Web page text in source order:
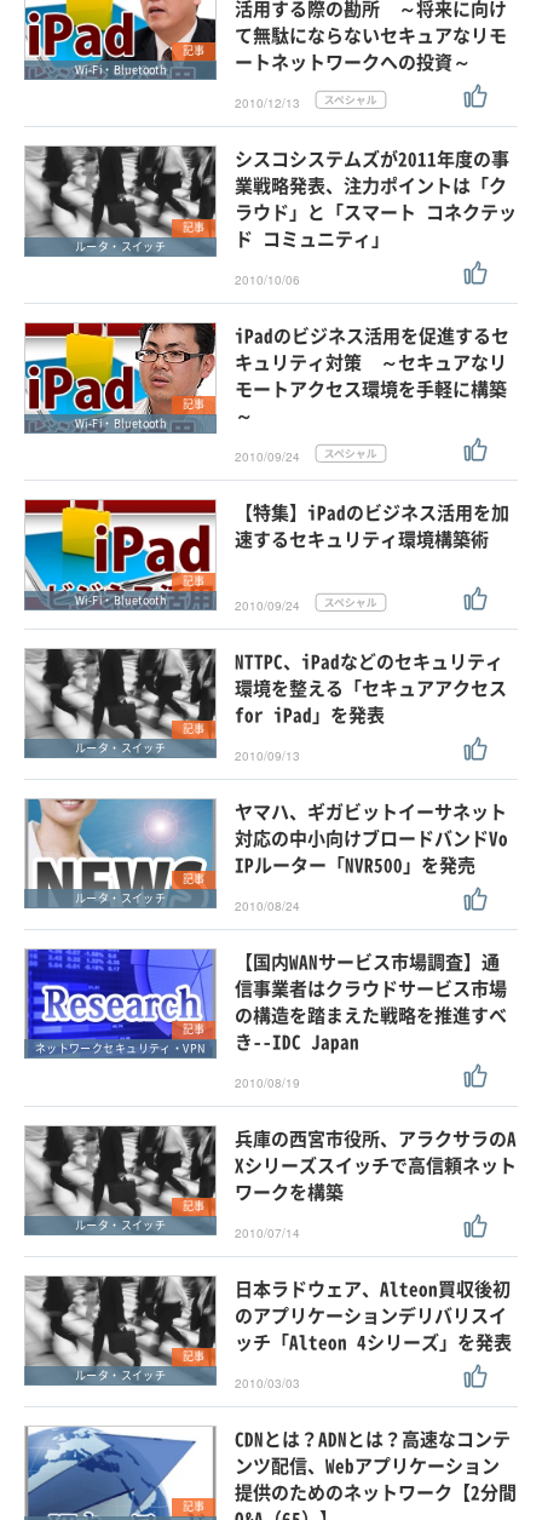
記事
Wi-Fi・Bluetooth
活用する際の勘所 ～将来に向け
て無駄にならないセキュアなリモ
ートネットワークへの投資～
2010/12/13
記事
ルータ・スイッチ
シスコシステムズが2011年度の事
業戦略発表、注力ポイントは「ク
ラウド」と「スマート コネクテッ
ド コミュニティ」
2010/10/06
記事
Wi-Fi・Bluetooth
iPadのビジネス活用を促進するセ
キュリティ対策 ～セキュアなリ
モートアクセス環境を手軽に構築
～
2010/09/24
記事
Wi-Fi・Bluetooth
【特集】iPadのビジネス活用を加
速するセキュリティ環境構築術
2010/09/24
記事
ルータ・スイッチ
NTTPC、iPadなどのセキュリティ
環境を整える「セキュアアクセス
for iPad」を発表
2010/09/13
記事
ルータ・スイッチ
ヤマハ、ギガビットイーサネット
対応の中小向けブロードバンドVo
IPルーター「NVR500」を発売
2010/08/24
記事
ネットワークセキュリティ・VPN
【国内WANサービス市場調査】通
信事業者はクラウドサービス市場
の構造を踏まえた戦略を推進すべ
き--IDC Japan
2010/08/19
記事
ルータ・スイッチ
兵庫の西宮市役所、アラクサラのA
Xシリーズスイッチで高信頼ネット
ワークを構築
2010/07/14
記事
ルータ・スイッチ
日本ラドウェア、Alteon買収後初
のアプリケーションデリバリスイ
ッチ「Alteon 4シリーズ」を発表
2010/03/03
記事
CDNとは？ADNとは？高速なコンテ
ンツ配信、Webアプリケーション
提供のためのネットワーク【2分間